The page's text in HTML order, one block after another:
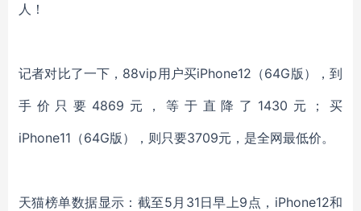
人！
记者对比了一下， 88vip用户买iPhone12 （64G版），到
手价只要4869元，等于直降了1430 元；买
iPhone11 （64G版） ， 则只要3709元，是全网最低价。
天猫榜单数据显示：截至5月 31日早上9点，iPhone12和